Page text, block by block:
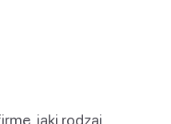
jaki rodzaj